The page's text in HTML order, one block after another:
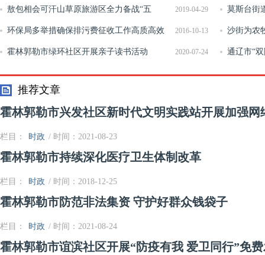
净化政治生态集中专项行动警示教育大会 2019-04-29
敖包相会可汗山草原旅游区全力备战“五
一”小长假
莫斯台街
2016-10-13
环保局多举措确保排污费征收工作高质高效 沙街为农
2020-07-24
霍林郭勒市绿环社区开展亲子读书活动 通辽市“
勒市督查指
推荐文章
霍林郭勒市兴发社区新时代文明实践站开展加强
栏目： 时政 / 时间：2021-08-23
霍林郭勒市持续深化医疗卫生体制改革
栏目： 时政 / 时间：2018-12-25
霍林郭勒市防范非法集资 守护好群众钱袋子
栏目： 时政 / 时间：2021-08-24
霍林郭勒市谊滨社区开展“防疫有我 爱卫同行”免